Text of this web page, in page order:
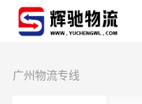
广州物流专线